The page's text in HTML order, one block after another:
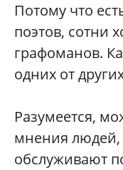
Потому что
поэтов, сотни
графоманов.
одних от
Разумеется,
мнения людей,
обслуживают